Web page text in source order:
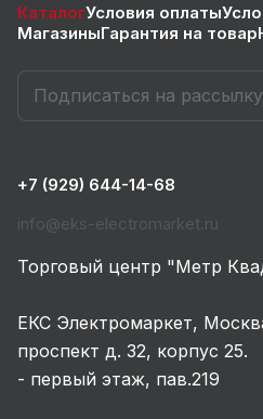
КаталогУсловия оплаты
МагазиныГарантия на товар
+7 (929) 644-14-68
info@eks-electromarket.ru
Торговый центр "Метр
ЕКС Электромаркет,
проспект д. 32, корпус 25.
- первый этаж, пав.219